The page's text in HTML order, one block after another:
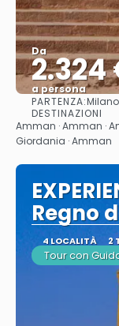
Da
2.324
a persona
PARTENZA:Milano
DESTINAZIONI
Amman · Amman ·
Giordania · Amman
Regno
4 LOCALITÀ 2
Tour con